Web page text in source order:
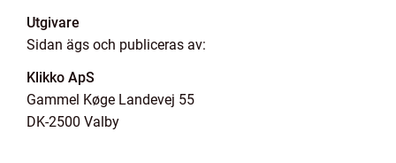
Utgivare
Sidan ägs och publiceras av:
Klikko ApS
Gammel Køge Landevej 55
DK-2500 Valby